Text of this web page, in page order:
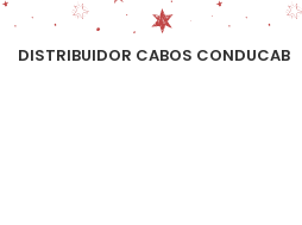
DISTRIBUIDOR CABOS CONDUCAB